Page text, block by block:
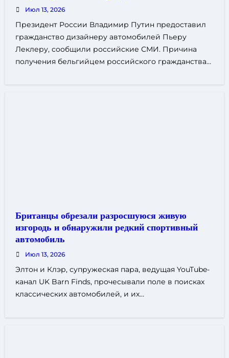
Июл 13, 2026
Президент России Владимир Путин предоставил
гражданство дизайнеру автомобилей Пьеру
Леклеру, сообщили российские СМИ. Причина
получения бельгийцем российского гражданства…
Британцы обрезали разросшуюся живую
изгородь и обнаружили редкий спортивный
автомобиль
Июл 13, 2026
Элтон и Клэр, супружеская пара, ведущая YouTube-
канал UK Barn Finds, прочесывали поле в поисках
классических автомобилей, и их…